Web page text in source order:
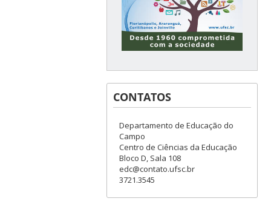
CONTATOS
Departamento de Educação do
Campo
Centro de Ciências da Educação
Bloco D, Sala 108
edc@contato.ufsc.br
3721.3545